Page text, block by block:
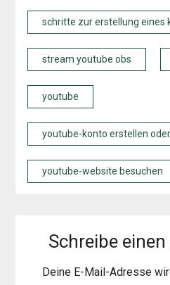
schritte zur erstellung eines
stream youtube obs
youtube
youtube-konto erstellen
youtube-website besuchen
Schreibe
Deine E-Mail-Adresse